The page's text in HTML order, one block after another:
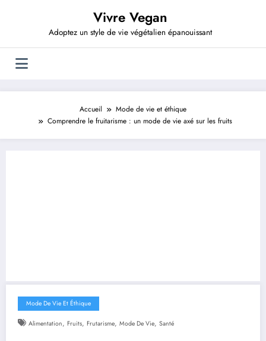
Vivre Vegan
Adoptez un style de vie végétalien épanouissant
Accueil
Mode de vie et éthique
Comprendre le fruitarisme : un mode de vie axé sur les fruits
Mode De Vie Et Éthique
Alimentation, Fruits, Frutarisme, Mode De Vie, Santé